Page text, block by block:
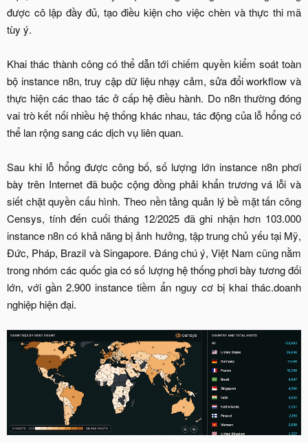
được cô lập đầy đủ, tạo điều kiện cho việc chèn và thực thi mã
tùy ý.
Khai thác thành công có thể dẫn tới chiếm quyền kiểm soát toàn
bộ instance n8n, truy cập dữ liệu nhạy cảm, sửa đổi workflow và
thực hiện các thao tác ở cấp hệ điều hành. Do n8n thường đóng
vai trò kết nối nhiều hệ thống khác nhau, tác động của lỗ hổng có
thể lan rộng sang các dịch vụ liên quan.
Sau khi lỗ hổng được công bố, số lượng lớn instance n8n phơi
bày trên Internet đã buộc cộng đồng phải khẩn trương vá lỗi và
siết chặt quyền cấu hình. Theo nền tảng quản lý bề mặt tấn công
Censys, tính đến cuối tháng 12/2025 đã ghi nhận hơn 103.000
instance n8n có khả năng bị ảnh hưởng, tập trung chủ yếu tại Mỹ,
Đức, Pháp, Brazil và Singapore. Đáng chú ý, Việt Nam cũng nằm
trong nhóm các quốc gia có số lượng hệ thống phơi bày tương đối
lớn, với gần 2.900 instance tiềm ẩn nguy cơ bị khai thác.doanh
nghiệp hiện đại.